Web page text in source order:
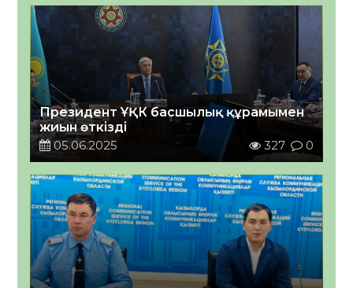
Президент ҰҚК басшылық құрамымен
жиын өткізді
05.06.2025
327 0